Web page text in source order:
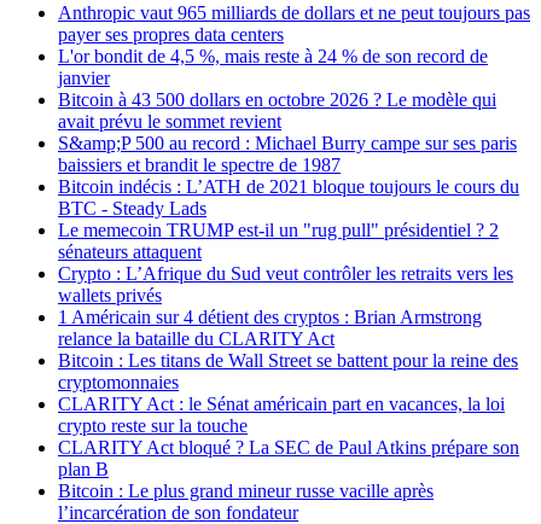
Anthropic vaut 965 milliards de dollars et ne peut toujours pas
payer ses propres data centers
L'or bondit de 4,5 %, mais reste à 24 % de son record de
janvier
Bitcoin à 43 500 dollars en octobre 2026 ? Le modèle qui
avait prévu le sommet revient
S&amp;P 500 au record : Michael Burry campe sur ses paris
baissiers et brandit le spectre de 1987
Bitcoin indécis : L’ATH de 2021 bloque toujours le cours du
BTC - Steady Lads
Le memecoin TRUMP est-il un "rug pull" présidentiel ? 2
sénateurs attaquent
Crypto : L’Afrique du Sud veut contrôler les retraits vers les
wallets privés
1 Américain sur 4 détient des cryptos : Brian Armstrong
relance la bataille du CLARITY Act
Bitcoin : Les titans de Wall Street se battent pour la reine des
cryptomonnaies
CLARITY Act : le Sénat américain part en vacances, la loi
crypto reste sur la touche
CLARITY Act bloqué ? La SEC de Paul Atkins prépare son
plan B
Bitcoin : Le plus grand mineur russe vacille après
l’incarcération de son fondateur